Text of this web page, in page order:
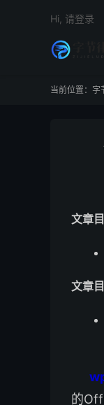
Hi, 请登录
当前位置： 字
文章
文章
的